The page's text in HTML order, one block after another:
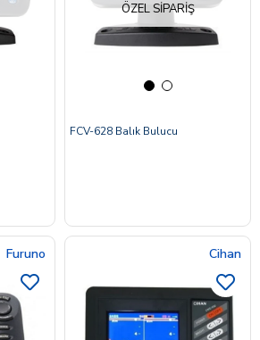
ÖZEL SIPARIŞ
FCV-628 Balık Bulucu
Furuno Cihan